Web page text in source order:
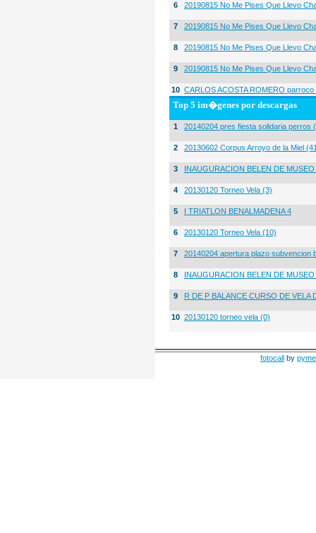
6 20190815 No Me Pises Que Llevo
7 20190815 No Me Pises Que Llevo
8 20190815 No Me Pises Que Llevo
9 20190815 No Me Pises Que Llevo
10 CARLOS ACOSTA ROMERO
Top 5 im�genes por descargas
1 20140204 pres fiesta solidaria perros
2 20130602 Corpus Arroyo de la Miel
3 INAUGURACION BELEN DE
4 20130120 Torneo Vela (3)
5 I TRIATLON BENALMADENA 4
6 20130120 Torneo Vela (10)
7 20140204 apertura plazo subvencion
8 INAUGURACION BELEN DE
9 R DE P BALANCE CURSO DE VELA
10 20130120 torneo vela (0)
fotocall by